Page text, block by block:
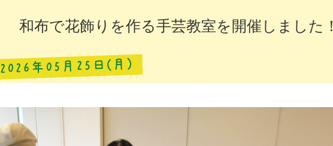
和布で花飾りを作る手芸教室を開催しました！
2026年05月25日(月)